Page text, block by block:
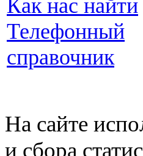
Как нас найти
Телефонный
справочник
На сайте
и сбора